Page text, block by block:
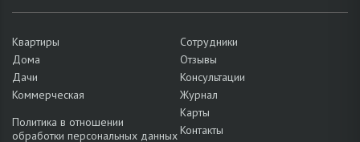
Квартиры
Дома
Дачи
Коммерческая
Политика в отношении
обработки персональных данных
Сотрудники
Отзывы
Консультации
Журнал
Карты
Контакты